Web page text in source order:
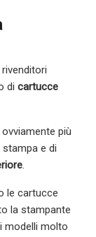
di cartucce
più
e di
.
le cartucce
la stampante
modelli molto